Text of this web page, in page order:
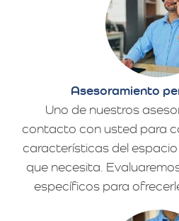
Asesoramiento
Uno de nuestros
contacto con usted para
características del
que necesita.
específicos para